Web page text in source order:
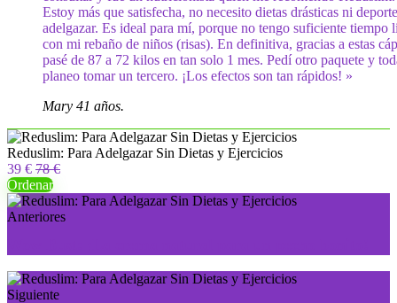
Estoy más que satisfecha, no necesito dietas drásticas ni
adelgazar. Es ideal para mí, porque no tengo suficiente tiempo
con mi rebaño de niños (risas). En definitiva, gracias a estas
pasé de 87 a 72 kilos en tan solo 1 mes. Pedí otro paquete y
planeo tomar un tercero. ¡Los efectos son tan rápidos! »
Mary 41 años.
Reduslim: Para Adelgazar Sin Dietas y Ejercicios
39 € 78 €
Ordenar
Anteriores
Siguiente